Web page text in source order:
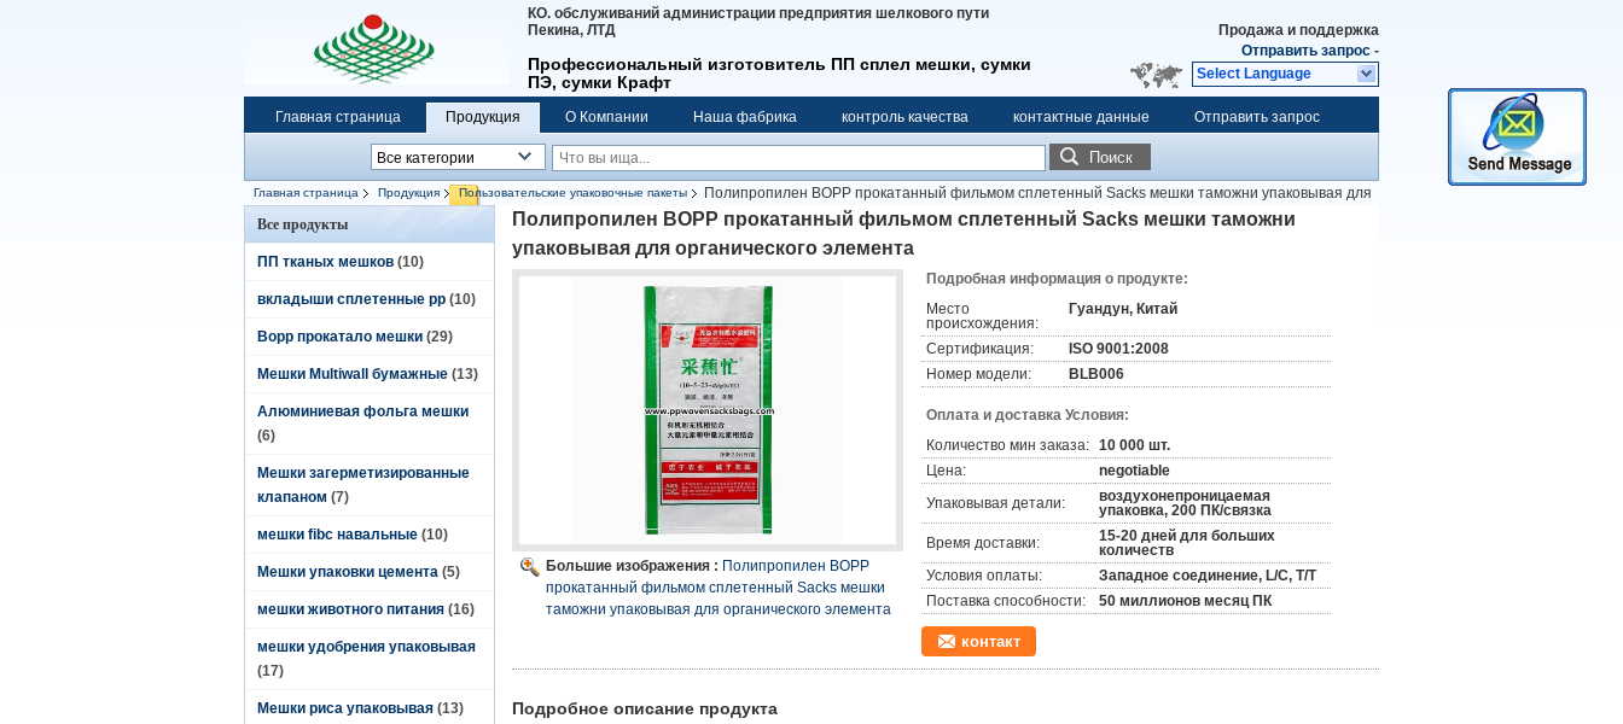
КО. обслуживаний администрации предприятия шелкового пути
Пекина, ЛТД
Профессиональный изготовитель ПП сплел мешки, сумки
ПЭ, сумки Крафт
Продажа и поддержка
Отправить запрос -
Select Language
Главная страница Продукция О Компании Наша фабрика контроль качества контактные данные Отправить запрос
Поиск
Главная страница Продукция Пользовательские упаковочные пакеты
Полипропилен BOPP прокатанный фильмом сплетенный Sacks мешки таможни упаковывая для
органического элемента
Все продукты
ПП тканых мешков (10)
вкладыши сплетенные pp (10)
Bopp прокатало мешки (29)
Мешки Multiwall бумажные (13)
Алюминиевая фольга мешки
(6)
Мешки загерметизированные
клапаном (7)
мешки fibc навальные (10)
Мешки упаковки цемента (5)
мешки животного питания (16)
мешки удобрения упаковывая
(17)
Мешки риса упаковывая (13)
Полипропилен BOPP прокатанный фильмом сплетенный Sacks мешки таможни
упаковывая для органического элемента
Большие изображения : Полипропилен BOPP
прокатанный фильмом сплетенный Sacks мешки
таможни упаковывая для органического элемента
Подробная информация о продукте:
Место
происхождения:
Гуандун, Китай
Сертификация:
ISO 9001:2008
Номер модели:
BLB006
Оплата и доставка Условия:
Количество мин заказа: 10 000 шт.
Цена:
negotiable
Упаковывая детали:
воздухонепроницаемая
упаковка, 200 ПК/связка
Время доставки:
15-20 дней для больших
количеств
Условия оплаты:
Западное соединение, L/C, T/T
Поставка способности:
50 миллионов месяц ПК
контакт
Подробное описание продукта